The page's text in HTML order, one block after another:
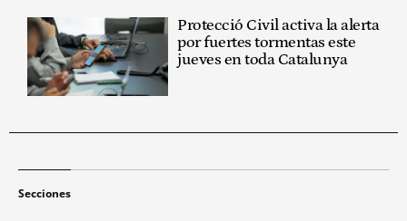
Protecció Civil activa la alerta
por fuertes tormentas este
jueves en toda Catalunya
Secciones